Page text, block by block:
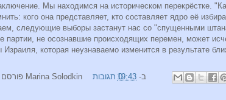
Мы находимся на историческом перекрёстке.
кого она представляет, кто составляет ядро её
следующие выборы застанут нас со "спущенными
партии, не осознавшие происходящих перемен, может
Израиля, которая неузнаваемо изменится в результате
Marina Solodkin ב- 19:43
0 תגובות